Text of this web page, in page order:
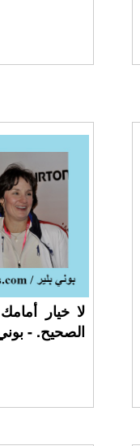
لا خيار
الصحيح. - بوني